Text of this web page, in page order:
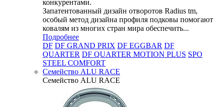
конкурентами.
Запатентованный дизайн отворотов Radius tm,
особый метод дизайна профиля подковы помогают
ковалям из многих стран мира обеспечить...
Подробнее
DF DF GRAND PRIX DF EGGBAR DF
QUARTER DF QUARTER MOTION PLUS SPO
STEEL COMFORT
Семейство ALU RACE
Семейство ALU RACE